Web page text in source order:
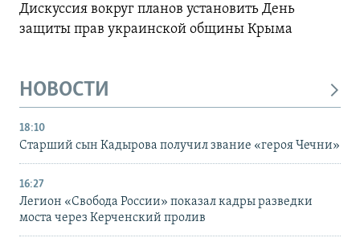
Дискуссия вокруг планов установить День
защиты прав украинской общины Крыма
НОВОСТИ
18:10
Старший сын Кадырова получил звание «героя Чечни»
16:27
Легион «Свобода России» показал кадры разведки
моста через Керченский пролив